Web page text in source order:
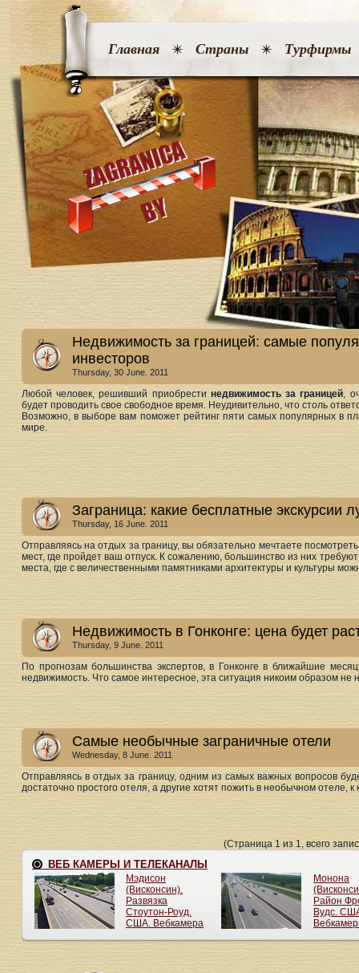
Главная Страны Турфирмы
Недвижимость за границей: самые
инвесторов
Thursday, 30 June. 2011
Любой человек, решивший приобрести недвижимость за границей,
будет проводить свое свободное время. Неудивительно, что столь
Возможно, в выборе вам поможет рейтинг пяти самых популярных в
мире.
Заграница: какие бесплатные экскурсии
Thursday, 16 June. 2011
Отправляясь на отдых за границу, вы обязательно мечтаете
мест, где пройдет ваш отпуск. К сожалению, большинство из них
места, где с величественными памятниками архитектуры и культуры
Недвижимость в Гонконге: цена будет
Thursday, 9 June. 2011
По прогнозам большинства экспертов, в Гонконге в ближайшие
недвижимость. Что самое интересное, эта ситуация никоим образом не
Самые необычные заграничные отели
Wednesday, 8 June. 2011
Отправляясь в отдых за границу, одним из самых важных вопросов
достаточно простого отеля, а другие хотят пожить в необычном отеле,
(Страница 1 из 1, всего